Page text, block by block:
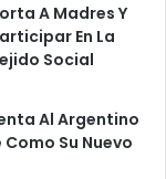
A Madres Y
En La
Social
Al Argentino
Su Nuevo